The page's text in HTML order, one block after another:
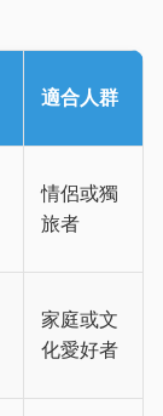
適合人群
情侶或獨
旅者
家庭或文
化愛好者